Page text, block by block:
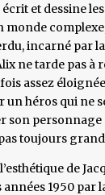
et dessine
incarné par
ne tarde pas à
assez
un héros qui ne
personnage
toujours
de
années 1950